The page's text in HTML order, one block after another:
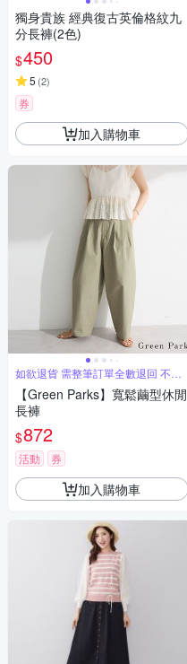
獨身貴族 經典復古英倫格紋九
分長褲(2色)
$450
5 (2)
券
加入購物車
如欲退貨 需整筆訂單全數退回 不能
單退
【Green Parks】寬鬆繭型休閒
長褲
$872
活動 券
加入購物車